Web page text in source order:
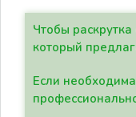
Чтобы
который
Если